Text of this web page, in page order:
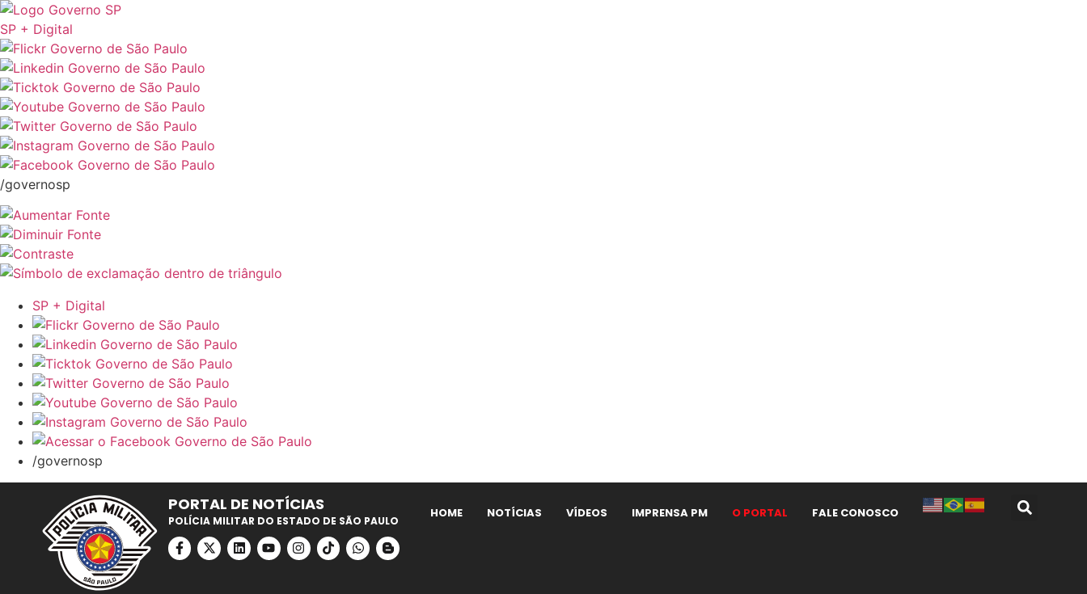
SP + Digital
/governosp
SP + Digital
/governosp
PORTAL DE NOTÍCIAS
POLÍCIA MILITAR DO ESTADO DE SÃO PAULO
HOME NOTÍCIAS VÍDEOS IMPRENSA PM O PORTAL FALE CONOSCO